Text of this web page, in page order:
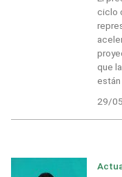
ciclo
que
29/